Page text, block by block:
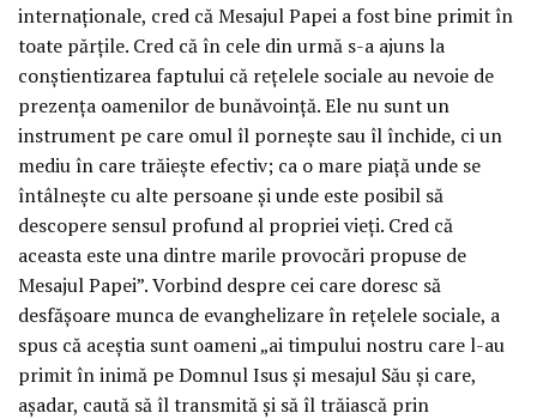
internaţionale, cred că Mesajul Papei a fost bine primit în
toate părţile. Cred că în cele din urmă s-a ajuns la
conştientizarea faptului că reţelele sociale au nevoie de
prezenţa oamenilor de bunăvoinţă. Ele nu sunt un
instrument pe care omul îl porneşte sau îl închide, ci un
mediu în care trăieşte efectiv; ca o mare piaţă unde se
întâlneşte cu alte persoane şi unde este posibil să
descopere sensul profund al propriei vieţi. Cred că
aceasta este una dintre marile provocări propuse de
Mesajul Papei”. Vorbind despre cei care doresc să
desfăşoare munca de evanghelizare în reţelele sociale, a
spus că aceştia sunt oameni „ai timpului nostru care l-au
primit în inimă pe Domnul Isus şi mesajul Său şi care,
aşadar, caută să îl transmită şi să îl trăiască prin